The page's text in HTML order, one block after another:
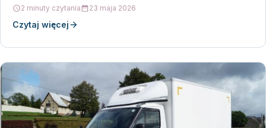
2 minuty czytania 23 maja 2026
Czytaj więcej